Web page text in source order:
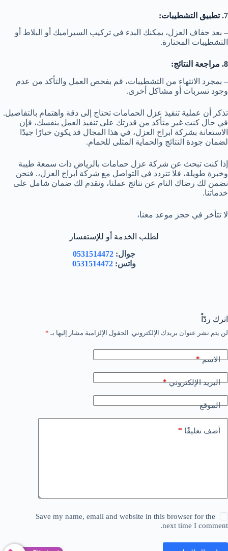
7. تطبيق التشطيبات:
– بعد جفاف العزل، يمكنك البدء في تركيب السيراميك أو البلاط أو
التشطيبات المختارة.
8. مراجعة النتائج:
– بمجرد الانتهاء من التشطيبات، قم بفحص العمل والتأكد من عدم
وجود تسربات أو مشاكل أخرى.
تذكر أن عملية تنفيذ عزل الحمامات تحتاج إلى دقة واهتمام بالتفاصيل.
في حال كنت غير متأكد من قدرتك على تنفيذ العمل بنفسك، فإن
الاستعانة بشركة ابراج العزل، في هذا المجال قد يكون خيارًا جيدًا
لضمان جودة النتائج والحماية المثلى للحمام.
إذا كنت تبحث عن شركة عزل حمامات بالرياض ذات سمعة طيبة
وخبرة طويلة، فلا تتردد في التواصل مع شركة ابراج العزل،. فنحن
نضمن لك رضاك التام عن نتائج عملنا، ونقدم لك ضمان شامل على
خدماتنا.
لا تتأخر في حجز موعد معنا،
لطلب الخدمة أو للإستفسار
جوال:0531514472
واتس:0531514472
اترك ردّاً
لن يتم نشر عنوان بريدك الإلكتروني. الحقول الإلزامية مشار إليها بـ *
الاسم*
البريد الإلكتروني*
الموقع
أضف تعليقًا *
Save my name, email and website in this browser for the
next time I comment.